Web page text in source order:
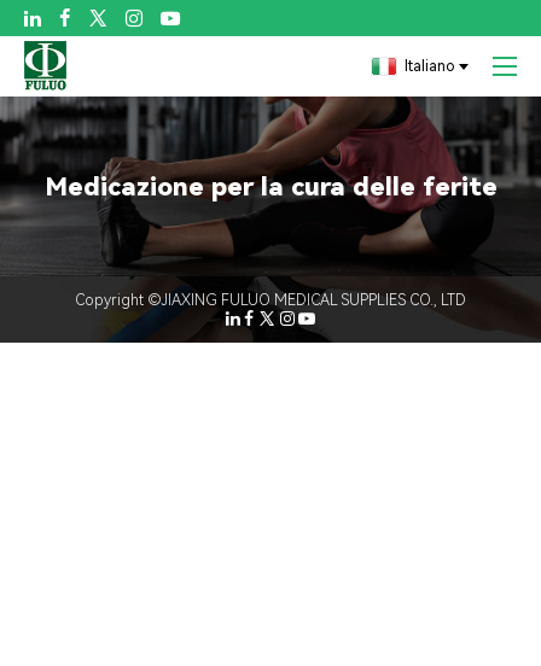

Italiano
Medicazione per la cura delle ferite
Copyright ©JIAXING FULUO MEDICAL SUPPLIES CO., LTD
